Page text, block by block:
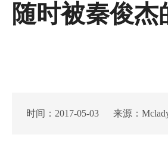
随时被秦俊
时间：2017-05-03 来源：